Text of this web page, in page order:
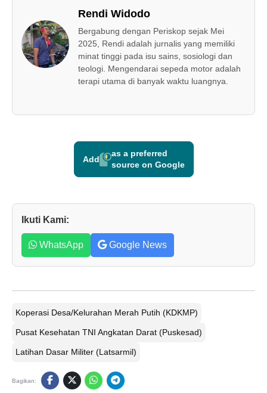
Rendi Widodo
Bergabung dengan Periskop sejak Mei
2025, Rendi adalah jurnalis yang memiliki
minat tinggi pada isu sains, sosiologi dan
teologi. Mengendarai sepeda motor adalah
terapi utama di banyak waktu luangnya.
Add
as a preferred
source on Google
Ikuti Kami:
WhatsApp Google News
Koperasi Desa/Kelurahan Merah Putih (KDKMP)
Pusat Kesehatan TNI Angkatan Darat (Puskesad)
Latihan Dasar Militer (Latsarmil)
Bagikan: